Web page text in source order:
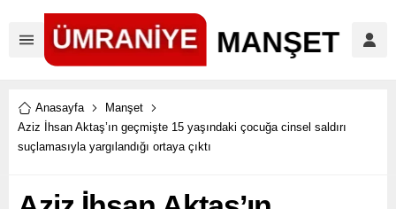
Anasayfa
Manşet
Aziz İhsan Aktaş’ın geçmişte 15 yaşındaki çocuğa cinsel saldırı
suçlamasıyla yargılandığı ortaya çıktı